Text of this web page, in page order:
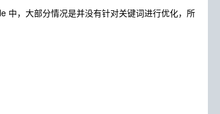
中，大部分情况是并没有针对关键词进行优化，所